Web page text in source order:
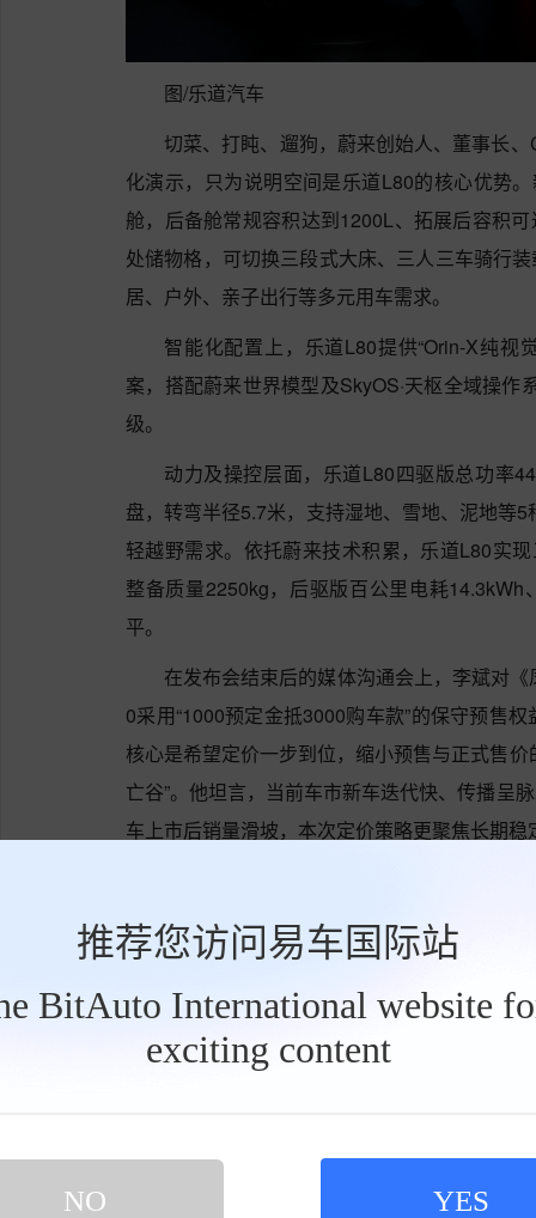
推荐您访问易车国际站
BitAuto International website
exciting content
NO YES
图/乐道汽车
切菜、打盹、遛狗，蔚来创始人、董事长
化演示，只为说明空间是乐道L80的核心优势
舱，后备舱常规容积达到1200L、拓展后容积
处储物格，可切换三段式大床、三人三车骑行
居、户外、亲子出行等多元用车需求。
智能化配置上，乐道L80提供“Orin-X纯视
案，搭配蔚来世界模型及SkyOS·天枢全域操
级。
动力及操控层面，乐道L80四驱版总功率
盘，转弯半径5.7米，支持湿地、雪地、泥地等
轻越野需求。依托蔚来技术积累，乐道L80实
整备质量2250kg，后驱版百公里电耗
平。
在发布会结束后的媒体沟通会上，李斌对
0采用“1000预定金抵3000购车款”的保守预售
核心是希望定价一步到位，缩小预售与正式售
亡谷”。他坦言，当前车市新车迭代快、传播呈
车上市后销量滑坡，本次定价策略更聚焦长期稳
层是否有信心乐道L80能开创大五座SUV的黄金
“今年我们相信乐道L80和蔚来ES8大五座
细分市场的竞争力是非常强的，对此我们非常
推大五座。所以今天大家可以去看，这件事情
标签: 整车
乐道L80